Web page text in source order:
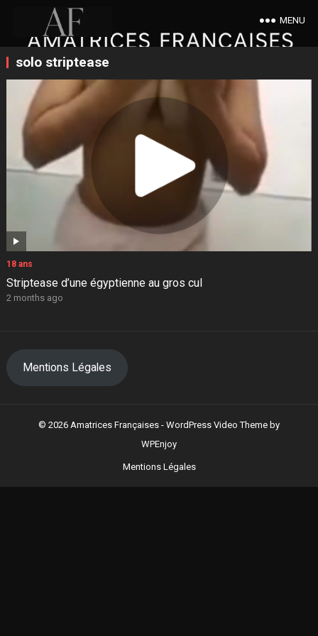
MENU
solo striptease
18 ans
Striptease d’une égyptienne au gros cul
2 months ago
Mentions Légales
© 2026 Amatrices Françaises - WordPress Video Theme by
WPEnjoy
Mentions Légales